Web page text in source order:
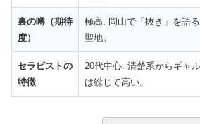
裏の噂（期待
度）
極高. 岡山で「抜き」を語
聖地。
セラピストの
特徴
20代中心. 清楚系からギャ
は総じて高い。